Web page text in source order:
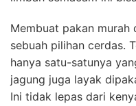
Membuat pakan murah
sebuah pilihan cerdas.
hanya satu-satunya
jagung juga layak
Ini tidak lepas dari